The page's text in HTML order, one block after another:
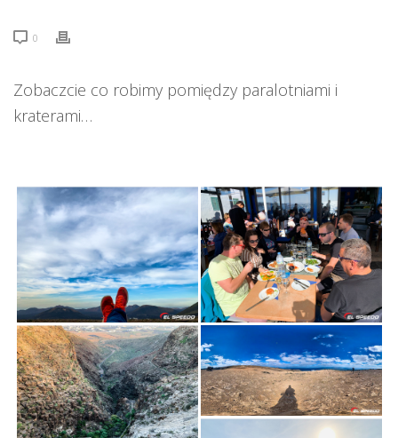
0
Zobaczcie co robimy pomiędzy paralotniami i
kraterami…